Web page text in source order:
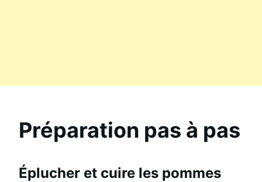
Préparation pas à pas
Éplucher et cuire les pommes